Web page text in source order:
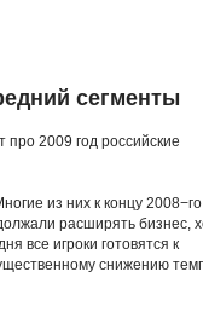
сегменты
2009 год российские
из них к концу 2008−го
расширять бизнес,
все игроки готовятся к
снижению